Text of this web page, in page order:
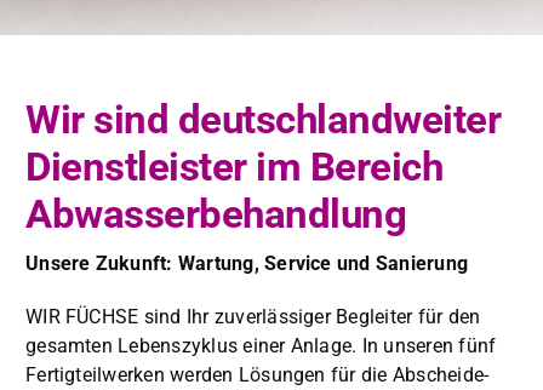
Wir sind deutschlandweiter
Dienstleister im Bereich
Abwasserbehandlung
Unsere Zukun­ft: Wartung, Ser­vice und Sanierung
WIR FÜCHSE sind Ihr zuver­läs­siger Begleit­er für den
gesamten Leben­szyk­lus ein­er Anlage. In unseren fünf
Fer­tigteil­w­erken wer­den Lösun­gen für die Abschei­de-